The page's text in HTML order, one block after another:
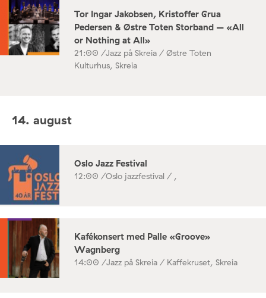
Tor Ingar Jakobsen, Kristoffer Grua
Pedersen & Østre Toten Storband – «All
or Nothing at All»
21:00 /Jazz på Skreia / Østre Toten
Kulturhus, Skreia
14. august
Oslo Jazz Festival
12:00 /Oslo jazzfestival / ,
Kafékonsert med Palle «Groove»
Wagnberg
14:00 /Jazz på Skreia / Kaffekruset, Skreia